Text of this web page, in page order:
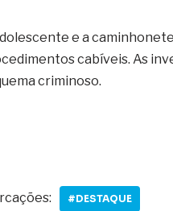
e a
cabíveis. As
criminoso.
#DESTAQUE